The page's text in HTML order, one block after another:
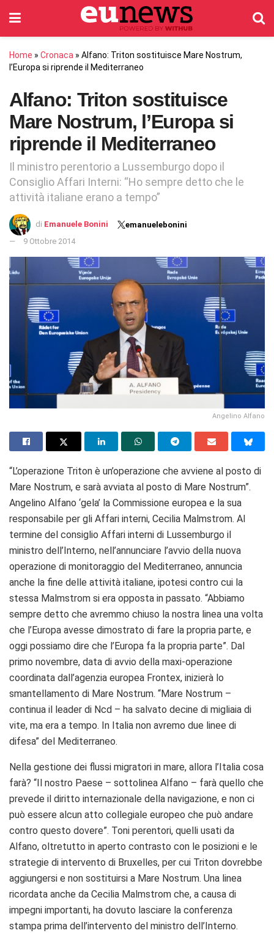
Home » Cronaca » Alfano: Triton sostituisce Mare Nostrum,
l’Europa si riprende il Mediterraneo
Alfano: Triton sostituisce
Mare Nostrum, l’Europa si
riprende il Mediterraneo
Il ministro perentorio a Lussemburgo dopo il
Consiglio Affari Interni: “Ho sempre detto che le
attività italiane erano a tempo”
di Emanuele Bonini
emanuelebonini
9 Ottobre 2014
Angelino Alfano
“L’operazione Triton è un’operazione che avviene al posto di
Mare Nostrum, e sarà avviata al posto di Mare Nostrum”.
Angelino Alfano ‘gela’ la Commissione europea e la sua
responsabile per gli Affari interni, Cecilia Malmstrom. Al
termine del consiglio Affari interni di Lussemburgo il
ministro dell’Interno, nell’annunciare l’avvio della nuova
operazione di monitoraggio del Mediterraneo, annuncia
anche la fine delle attività italiane, ipotesi contro cui la
stessa Malmstrom si era opposta in passato. “Abbiamo
sempre detto che avremmo chiuso la nostra linea una volta
che l’Europa avesse dimostrato di fare la propria parte, e
oggi possiamo dire che l’Europa fa la propria parte”. Dal
primo novembre, data di avvio della maxi-operazione
coordinata dall’agenzia europea Frontex, inizierà lo
smantellamento di Mare Nostrum. “Mare Nostrum –
continua il leader di Ncd – ha salvato decine di migliaia di
vite, ma era a tempo. In Italia non avremo due linee di
difesa” del Mediterraneo.
Nella gestione dei flussi migratori in mare, allora l’Italia cosa
farà? “Il nostro Paese – sottolinea Alfano – farà quello che
prevede il diritto internazionale della navigazione, e non ci
può essere alcun atto collegiale europeo che può andare
contro questo dovere”. Toni perentori, quelli usati da
Alfano, oltretutto in aperto contrasto con le posizioni e le
strategie di intervento di Bruxelles, per cui Triton dovrebbe
aggiungersi e non sostituirsi a Mare Nostrum. Una linea
ricordata anche da Cecilia Malmstrom che, a causa di
impegni importanti, ha dovuto lasciare la conferenza
stampa prima dell’intervento del ministro dell’Interno.